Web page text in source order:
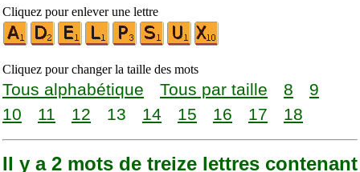
Cliquez pour enlever une lettre
Cliquez pour changer la taille des mots
Tous alphabétique Tous par taille 8
9
10
11 12 13 14 15 16 17 18
Il y a 2 mots de treize lettres contenant